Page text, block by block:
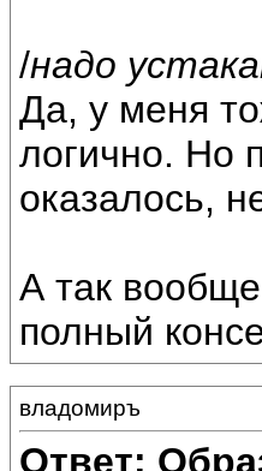
/надо
Да, у меня
логично. Но
оказалось,
А так
полный
владомиръ
Ответ: